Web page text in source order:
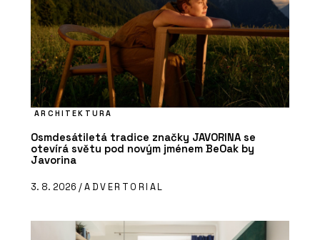
ARCHITEKTURA
Osmdesátiletá tradice značky JAVORINA se
otevírá světu pod novým jménem BeOak by
Javorina
3. 8. 2026 /ADVERTORIAL